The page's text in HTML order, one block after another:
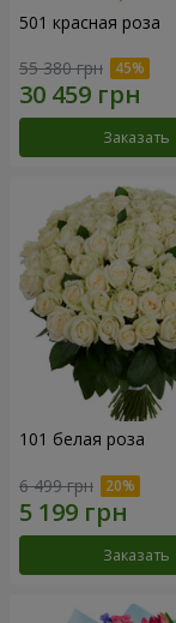
501 красная роза
55 380 грн
Заказать
101 белая роза
6 499 грн
Заказать